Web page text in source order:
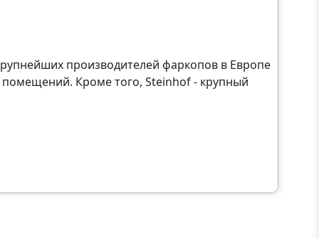
производителей фаркопов в Европе
Кроме того, Steinhof - крупный